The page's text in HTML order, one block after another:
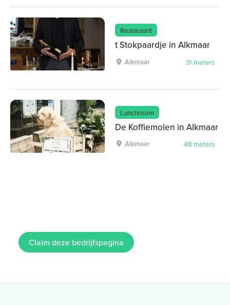
Restaurant
t Stokpaardje in Alkmaar
Alkmaar 31 meters
Lunchroom
De Koffiemolen in Alkmaar
Alkmaar 48 meters
Claim deze bedrijfspagina